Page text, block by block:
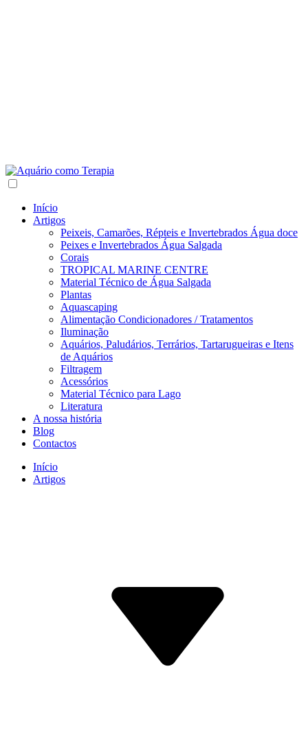
Início
Artigos
Peixeis, Camarões, Répteis e Invertebrados Água doce
Peixes e Invertebrados Água Salgada
Corais
TROPICAL MARINE CENTRE
Material Técnico de Água Salgada
Plantas
Aquascaping
Alimentação Condicionadores / Tratamentos
Iluminação
Aquários, Paludários, Terrários, Tartarugueiras e Itens
de Aquários
Filtragem
Acessórios
Material Técnico para Lago
Literatura
A nossa história
Blog
Contactos
Início
Artigos